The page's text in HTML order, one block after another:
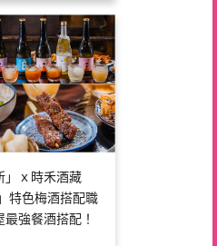
」ｘ時禾酒藏
特色梅酒搭配職
強餐酒搭配！